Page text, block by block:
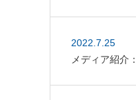
2022.7.25
メディア紹介